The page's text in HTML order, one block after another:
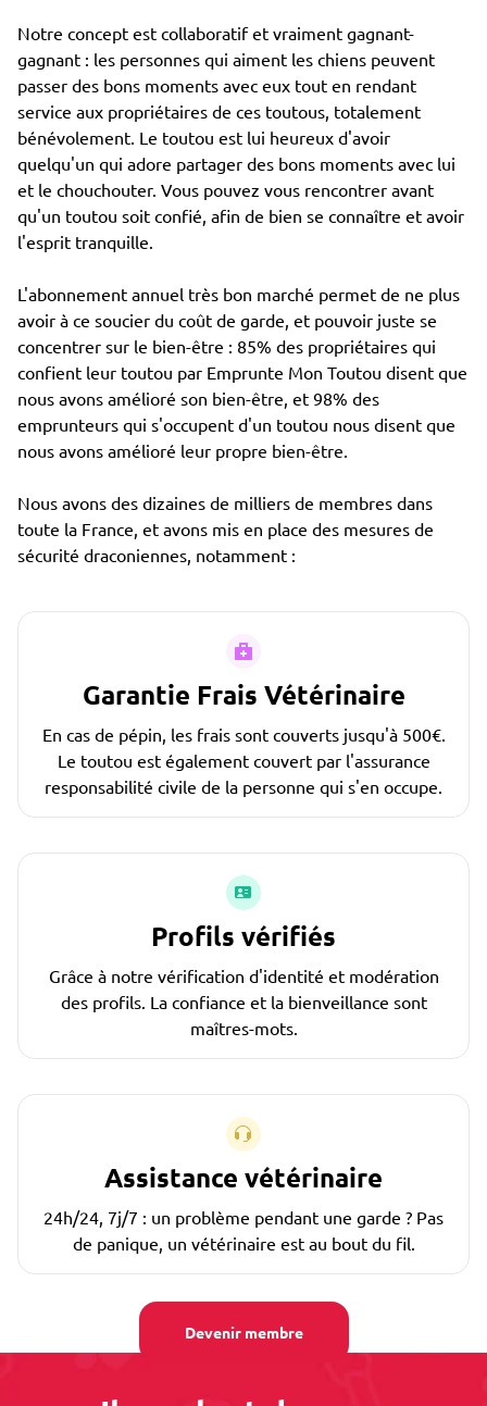
Devenir membre
Notre concept est collaboratif et vraiment gagnant-
gagnant : les personnes qui aiment les chiens peuvent
passer des bons moments avec eux tout en rendant
service aux propriétaires de ces toutous, totalement
bénévolement. Le toutou est lui heureux d'avoir
quelqu'un qui adore partager des bons moments avec lui
et le chouchouter. Vous pouvez vous rencontrer avant
qu'un toutou soit confié, afin de bien se connaître et avoir
l'esprit tranquille.
L'abonnement annuel très bon marché permet de ne plus
avoir à ce soucier du coût de garde, et pouvoir juste se
concentrer sur le bien-être : 85% des propriétaires qui
confient leur toutou par Emprunte Mon Toutou disent que
nous avons amélioré son bien-être, et 98% des
emprunteurs qui s'occupent d'un toutou nous disent que
nous avons amélioré leur propre bien-être.
Nous avons des dizaines de milliers de membres dans
toute la France, et avons mis en place des mesures de
sécurité draconiennes, notamment :
Garantie Frais Vétérinaire
En cas de pépin, les frais sont couverts jusqu'à 500€.
Le toutou est également couvert par l'assurance
responsabilité civile de la personne qui s'en occupe.
Profils vérifiés
Grâce à notre vérification d'identité et modération
des profils. La confiance et la bienveillance sont
maîtres-mots.
Assistance vétérinaire
24h/24, 7j/7 : un problème pendant une garde ? Pas
de panique, un vétérinaire est au bout du fil.